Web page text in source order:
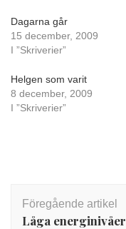
Dagarna går
15 december, 2009
I ”Skriverier”
Helgen som varit
8 december, 2009
I ”Skriverier”
Föregående artikel
Låga energinivåer